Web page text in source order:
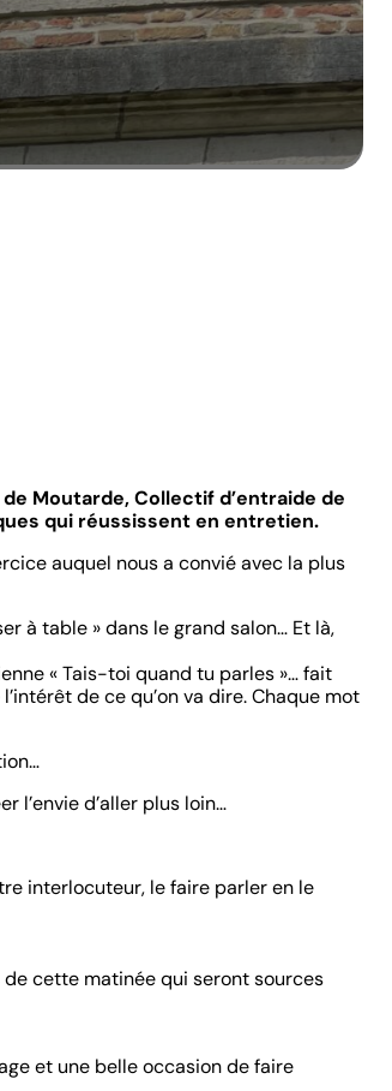
Moutarde, Collectif d’entraide de
qui réussissent en entretien.
auquel nous a convié avec la plus
à table » dans le grand salon… Et là,
« Tais-toi quand tu parles »… fait
de ce qu’on va dire. Chaque mot
l’envie d’aller plus loin…
interlocuteur, le faire parler en le
cette matinée qui seront sources
et une belle occasion de faire